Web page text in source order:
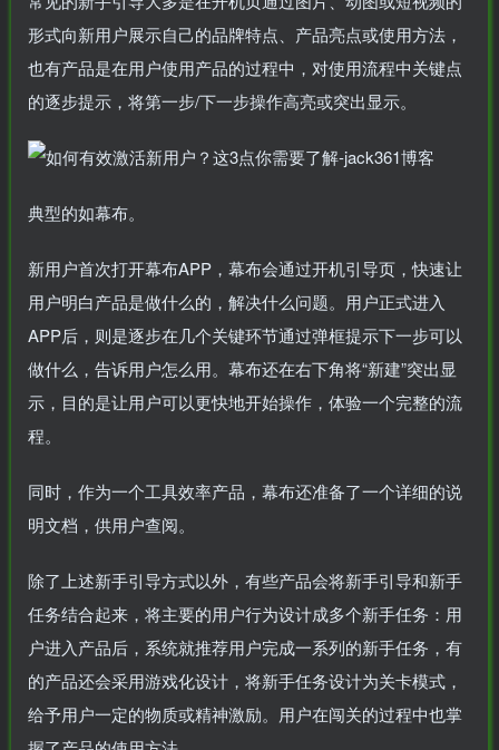
形式向新用户展示自己的品牌特点、产品亮点或使用方法，
也有产品是在用户使用产品的过程中，对使用流程中关键点
的逐步提示，将第一步/下一步操作高亮或突出显示。
典型的如幕布。
新用户首次打开幕布APP，幕布会通过开机引导页，快速让
用户明白产品是做什么的，解决什么问题。用户正式进入
APP后，则是逐步在几个关键环节通过弹框提示下一步可以
做什么，告诉用户怎么用。幕布还在右下角将“新建”突出显
示，目的是让用户可以更快地开始操作，体验一个完整的流
程。
同时，作为一个工具效率产品，幕布还准备了一个详细的说
明文档，供用户查阅。
除了上述新手引导方式以外，有些产品会将新手引导和新手
任务结合起来，将主要的用户行为设计成多个新手任务：用
户进入产品后，系统就推荐用户完成一系列的新手任务，有
的产品还会采用游戏化设计，将新手任务设计为关卡模式，
给予用户一定的物质或精神激励。用户在闯关的过程中也掌